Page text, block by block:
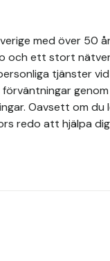
med över 50
och ett stort
tjänster
Oavsett om du
redo att hjälpa